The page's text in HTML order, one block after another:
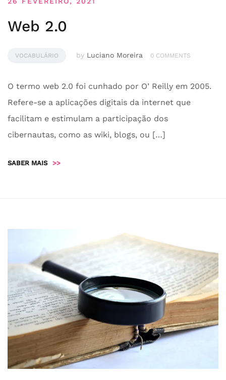
Web 2.0
VOCABULÁRIO by Luciano Moreira 0 COMMENTS
O termo web 2.0 foi cunhado por O’ Reilly em 2005.
Refere-se a aplicações digitais da internet que
facilitam e estimulam a participação dos
cibernautas, como as wiki, blogs, ou […]
SABER MAIS >>